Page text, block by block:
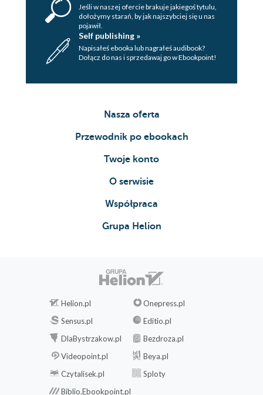
Jeśli w naszej ofercie brakuje jakiegoś tytulu,
dołożymy starań, by jak najszybciej się u nas
pojawił.
Self publishing »
Napisałeś ebooka lub nagrałeś audibook?
Dołącz do nas i sprzedawaj go w Ebookpoint!
Nasza oferta
Przewodnik po ebookach
Twoje konto
O serwisie
Współpraca
Grupa Helion
Helion.pl
Onepress.pl
Sensus.pl
Editio.pl
DlaBystrzakow.pl
Bezdroza.pl
Videopoint.pl
Beya.pl
Czytalisek.pl
Sploty
Biblio.Ebookpoint.pl